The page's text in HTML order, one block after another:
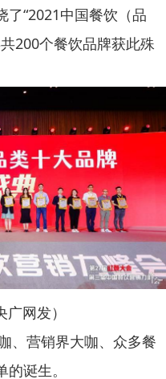
“2021中国餐饮（品
200个餐饮品牌获此殊
广网发）
、营销界大咖、众多餐
诞生。